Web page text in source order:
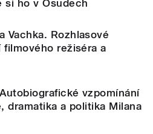
si ho v Osudech
Vachka. Rozhlasové
filmového režiséra a
vzpomínání
dramatika a politika Milana